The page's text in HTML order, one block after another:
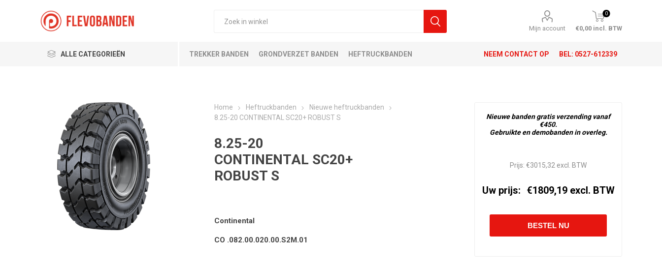
Mijn account
0
€0,00 incl. BTW
ALLE CATEGORIEËN TREKKER BANDEN GRONDVERZET BANDEN HEFTRUCKBANDEN NEEM CONTACT OP BEL: 0527-612339
Home Heftruckbanden
Nieuwe heftruckbanden
8.25-20 CONTINENTAL SC20+ ROBUST S
8.25-20
CONTINENTAL SC20+
ROBUST S
Continental
CO .082.00.020.00.S2M.01
Nieuwe banden gratis verzending vanaf
€450.
Gebruikte en demobanden in overleg.
Prijs: €3015,32 excl. BTW
Uw prijs: €1809,19 excl. BTW